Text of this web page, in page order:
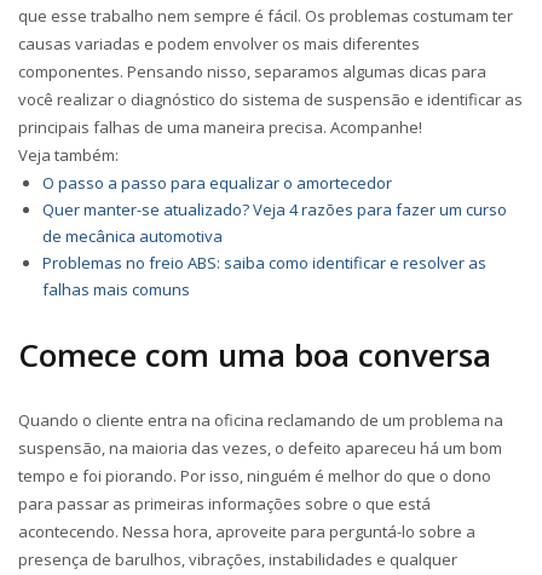
que esse trabalho nem sempre é fácil. Os problemas costumam ter
causas variadas e podem envolver os mais diferentes
componentes. Pensando nisso, separamos algumas dicas para
você realizar o diagnóstico do sistema de suspensão e identificar as
principais falhas de uma maneira precisa. Acompanhe!
Veja também:
O passo a passo para equalizar o amortecedor
Quer manter-se atualizado? Veja 4 razões para fazer um curso
de mecânica automotiva
Problemas no freio ABS: saiba como identificar e resolver as
falhas mais comuns
Comece com uma boa conversa
Quando o cliente entra na oficina reclamando de um problema na
suspensão, na maioria das vezes, o defeito apareceu há um bom
tempo e foi piorando. Por isso, ninguém é melhor do que o dono
para passar as primeiras informações sobre o que está
acontecendo. Nessa hora, aproveite para perguntá-lo sobre a
presença de barulhos, vibrações, instabilidades e qualquer